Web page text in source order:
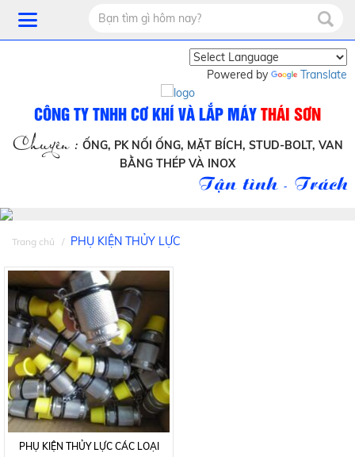
Powered by Translate
CÔNG TY TNHH CƠ KHÍ VÀ LẮP MÁYTHÁI SƠN
Chuyên : ỐNG, PK NỐI ỐNG, MẶT BÍCH, STUD-BOLT, VAN
BẰNG THÉP VÀ INOX
Tận tình - Trách
Trang chủ PHỤ KIỆN THỦY LỰC
PHỤ KIỆN THỦY LỰC CÁC LOẠI